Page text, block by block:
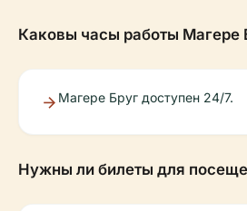
Каковы часы работы Магере
Магере Бруг доступен 24/7.
Нужны ли билеты для